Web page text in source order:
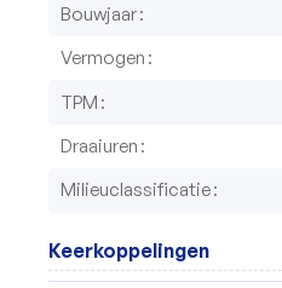
Bouwjaar
Vermogen
TPM
Draaiuren
Milieuclassificatie
Keerkoppelingen